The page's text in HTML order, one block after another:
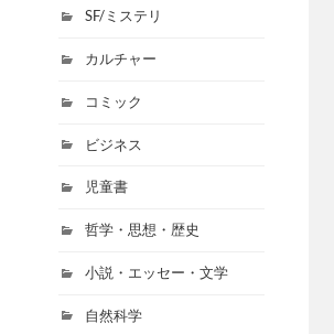
SF/ミステリ
カルチャー
コミック
ビジネス
児童書
哲学・思想・歴史
小説・エッセー・文学
自然科学